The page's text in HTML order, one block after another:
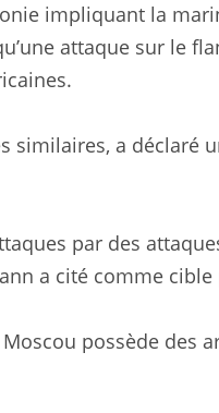
impliquant la
attaque sur le
similaires, a
par des
a cité comme
possède des